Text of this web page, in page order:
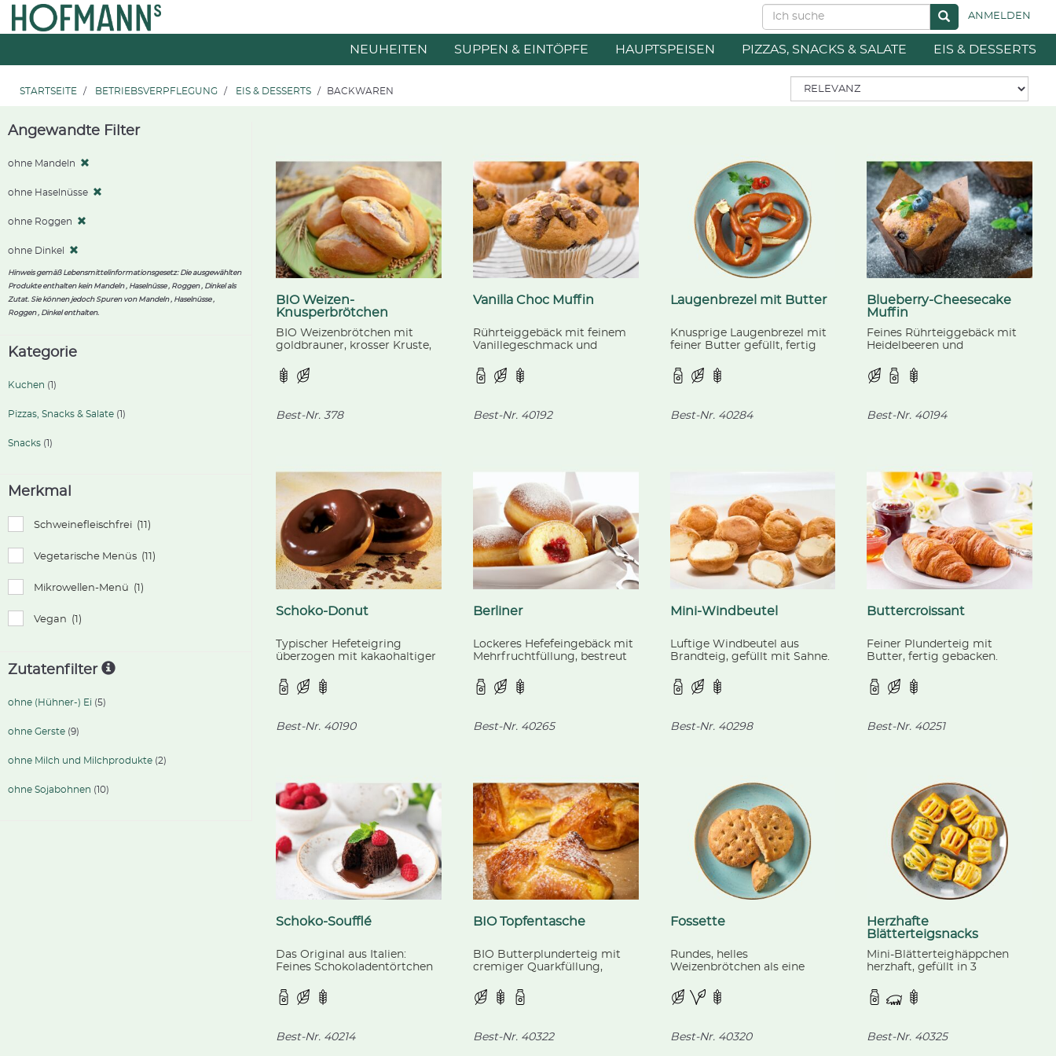
Zum
Inhalt
Zum
Navigationsmenü
ANMELDEN
NEUHEITEN SUPPEN & EINTÖPFE HAUPTSPEISEN PIZZAS, SNACKS & SALATE EIS & DESSERTS
STARTSEITE BETRIEBSVERPFLEGUNG EIS & DESSERTS BACKWAREN
Angewandte Filter
ohne Mandeln
ohne Haselnüsse
ohne Roggen
ohne Dinkel
Hinweis gemäß Lebensmittelinformationsgesetz: Die ausgewählten
Produkte enthalten kein Mandeln , Haselnüsse , Roggen , Dinkel als
Zutat. Sie können jedoch Spuren von Mandeln , Haselnüsse ,
Roggen , Dinkel enthalten.
Kategorie
Kuchen (1)
Pizzas, Snacks & Salate (1)
Snacks (1)
Merkmal
Schweinefleischfrei (11)
Vegetarische Menüs (11)
Mikrowellen-Menü (1)
Vegan (1)
Zutatenfilter
ohne (Hühner-) Ei (5)
ohne Gerste (9)
ohne Milch und Milchprodukte (2)
ohne Sojabohnen (10)
BIO Weizen-
Knusperbrötchen
BIO Weizenbrötchen mit
goldbrauner, krosser Kruste,
kontrolliert biologischer
Landwirtschaft.
Best-Nr. 378
Vanilla Choc Muffin
Rührteiggebäck mit feinem
Vanillegeschmack und
gebacken.
Best-Nr. 40192
Laugenbrezel mit Butter
Knusprige Laugenbrezel mit
feiner Butter gefüllt, fertig
Best-Nr. 40284
Blueberry-Cheesecake
Muffin
Feines Rührteiggebäck mit
Heidelbeeren und
Streuseln, fertig gebacken.
Best-Nr. 40194
Schoko-Donut
Typischer Hefeteigring
überzogen mit kakaohaltiger
Best-Nr. 40190
Berliner
Lockeres Hefefeingebäck mit
Mehrfruchtfüllung, bestreut
gebacken.
Best-Nr. 40265
Mini-Windbeutel
Luftige Windbeutel aus
Brandteig, gefüllt mit Sahne.
Best-Nr. 40298
Buttercroissant
Feiner Plunderteig mit
Butter, fertig gebacken.
Best-Nr. 40251
Schoko-Soufflé
Das Original aus Italien:
Feines Schokoladentörtchen
Best-Nr. 40214
BIO Topfentasche
BIO Butterplunderteig mit
cremiger Quarkfüllung,
biologischer Landwirtschaft.
Best-Nr. 40322
Fossette
Rundes, helles
Weizenbrötchen als eine
Baguette mit Olivenöl
verfeinert, fertig gebacken.
Best-Nr. 40320
Herzhafte
Blätterteigsnacks
Mini-Blätterteighäppchen
herzhaft, gefüllt in 3
Spinat + Ricotta, Schinken +
Käse und Tomate +
Best-Nr. 40325